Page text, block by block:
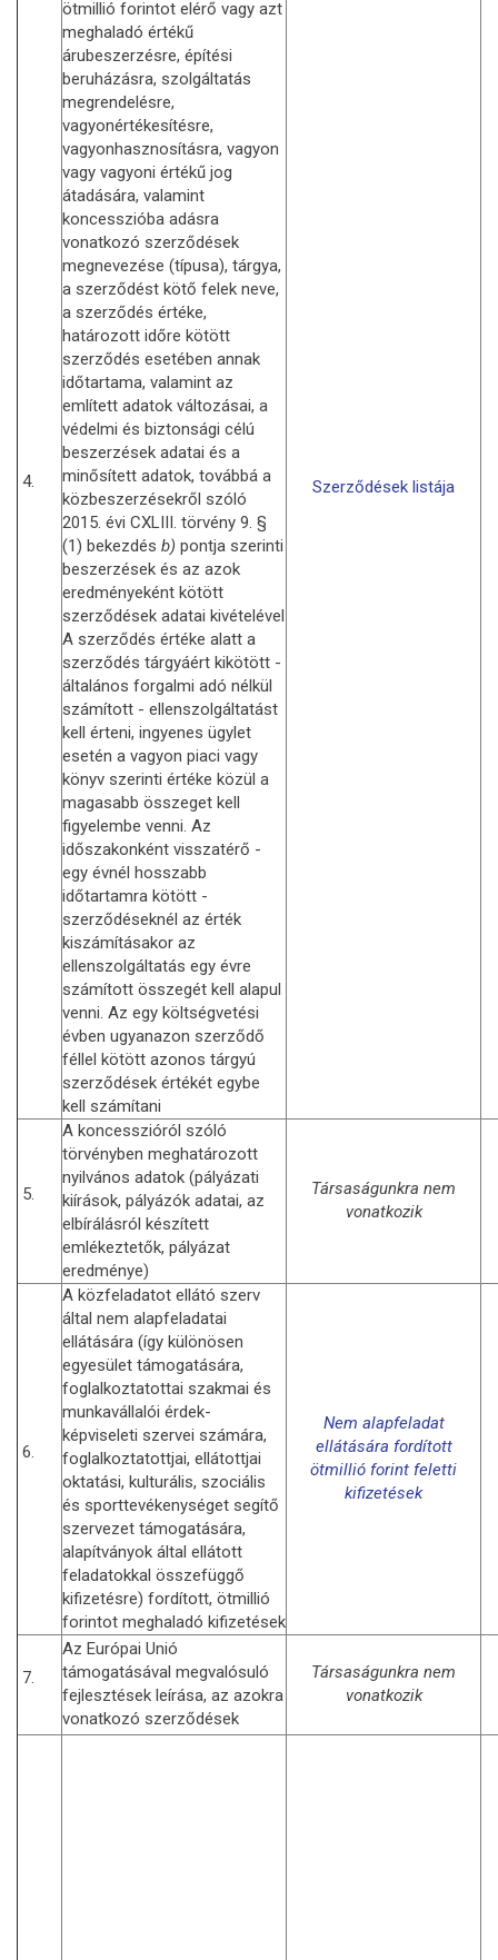
4.
ötmillió forintot elérő vagy azt
meghaladó értékű
árubeszerzésre, építési
beruházásra, szolgáltatás
megrendelésre,
vagyonértékesítésre,
vagyonhasznosításra, vagyon
vagy vagyoni értékű jog
átadására, valamint
koncesszióba adásra
vonatkozó szerződések
megnevezése (típusa), tárgya,
a szerződést kötő felek neve,
a szerződés értéke,
határozott időre kötött
szerződés esetében annak
időtartama, valamint az
említett adatok változásai, a
védelmi és biztonsági célú
beszerzések adatai és a
minősített adatok, továbbá a
közbeszerzésekről szóló
2015. évi CXLIII. törvény 9. §
(1) bekezdés b) pontja szerinti
beszerzések és az azok
eredményeként kötött
szerződések adatai kivételével
A szerződés értéke alatt a
szerződés tárgyáért kikötött -
általános forgalmi adó nélkül
számított - ellenszolgáltatást
kell érteni, ingyenes ügylet
esetén a vagyon piaci vagy
könyv szerinti értéke közül a
magasabb összeget kell
figyelembe venni. Az
időszakonként visszatérő -
egy évnél hosszabb
időtartamra kötött -
szerződéseknél az érték
kiszámításakor az
ellenszolgáltatás egy évre
számított összegét kell alapul
venni. Az egy költségvetési
évben ugyanazon szerződő
féllel kötött azonos tárgyú
szerződések értékét egybe
kell számítani
Szerződések listája
5.
A koncesszióról szóló
törvényben meghatározott
nyilvános adatok (pályázati
kiírások, pályázók adatai, az
elbírálásról készített
emlékeztetők, pályázat
eredménye)
Társaságunkra nem
vonatkozik
6.
A közfeladatot ellátó szerv
által nem alapfeladatai
ellátására (így különösen
egyesület támogatására,
foglalkoztatottai szakmai és
munkavállalói érdek-
képviseleti szervei számára,
foglalkoztatottjai, ellátottjai
oktatási, kulturális, szociális
és sporttevékenységet segítő
szervezet támogatására,
alapítványok által ellátott
feladatokkal összefüggő
kifizetésre) fordított, ötmillió
forintot meghaladó kifizetések
Nem alapfeladat
ellátására fordított
ötmillió forint feletti
kifizetések
7.
Az Európai Unió
támogatásával megvalósuló
fejlesztések leírása, az azokra
vonatkozó szerződések
Társaságunkra nem
vonatkozik